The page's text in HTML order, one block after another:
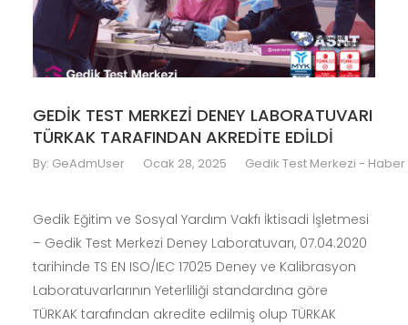
GEDİK TEST MERKEZİ DENEY LABORATUVARI
TÜRKAK TARAFINDAN AKREDİTE EDİLDİ
By: GeAdmUser Ocak 28, 2025 Gedik Test Merkezi -
Gedik Eğitim ve Sosyal Yardım Vakfı İktisadi İşletmesi
– Gedik Test Merkezi Deney Laboratuvarı, 07.04.2020
tarihinde TS EN ISO/IEC 17025 Deney ve Kalibrasyon
Laboratuvarlarının Yeterliliği standardına göre
TÜRKAK tarafından akredite edilmiş olup TÜRKAK